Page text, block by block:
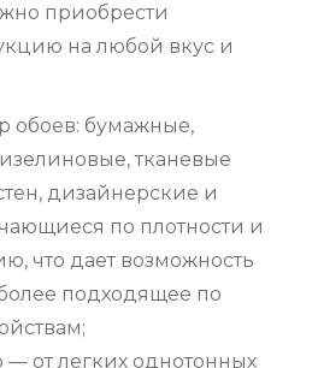
приобрести
на любой вкус и
обоев: бумажные,
тканевые
дизайнерские и
по плотности и
что дает возможность
подходящее по
— от легких однотонных